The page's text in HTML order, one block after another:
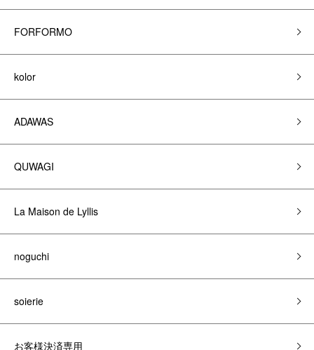
FORFORMO
kolor
ADAWAS
QUWAGI
La Maison de Lyllis
noguchi
soierie
お客様決済専用